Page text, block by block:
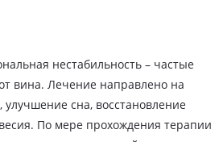
нестабильность – частые
вина. Лечение направлено на
сна, восстановление
По мере прохождения терапии